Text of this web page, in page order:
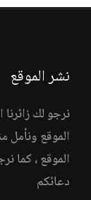
نشر الموقع
نرجو لك
الموقع ونأمل
الموقع ، كما
دعائكم